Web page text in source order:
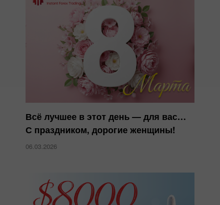
Всё лучшее в этот день — для вас…
С праздником, дорогие женщины!
06.03.2026